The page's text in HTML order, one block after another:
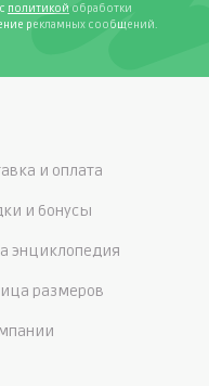
политикой обработки
рекламных сообщений.
и оплата
и бонусы
энциклопедия
размеров